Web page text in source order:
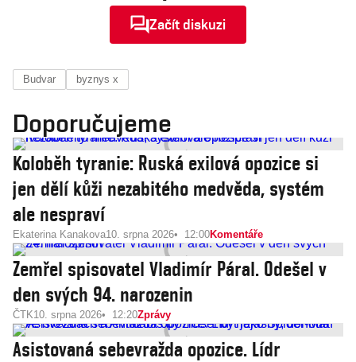
Začít diskuzi
Budvar byznys x
Doporučujeme
Koloběh tyranie: Ruská exilová opozice si
jen dělí kůži nezabitého medvěda, systém
ale nespraví
Ekaterina Kanakova10. srpna 2026 12:00Komentáře
Zemřel spisovatel Vladimír Páral. Odešel v
den svých 94. narozenin
ČTK10. srpna 2026 12:20Zprávy
Asistovaná sebevražda opozice. Lídr